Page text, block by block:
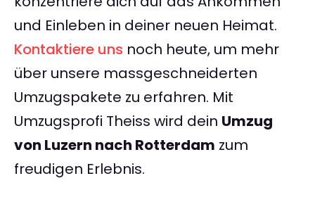
und Einleben in deiner neuen Heimat.
Kontaktiere uns noch heute, um mehr
über unsere massgeschneiderten
Umzugspakete zu erfahren. Mit
Umzugsprofi Theiss wird dein Umzug
von Luzern nach Rotterdam zum
freudigen Erlebnis.